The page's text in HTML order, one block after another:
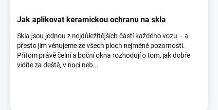
Jak aplikovat keramickou ochranu na skla
Skla jsou jednou z nejdůležitějších částí každého vozu – a
přesto jim věnujeme ze všech ploch nejméně pozornosti.
Přitom právě čelní a boční okna rozhodují o tom, jak dobře
vidíte za deště, v noci neb...